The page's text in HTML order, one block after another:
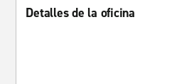
Detalles de la oficina